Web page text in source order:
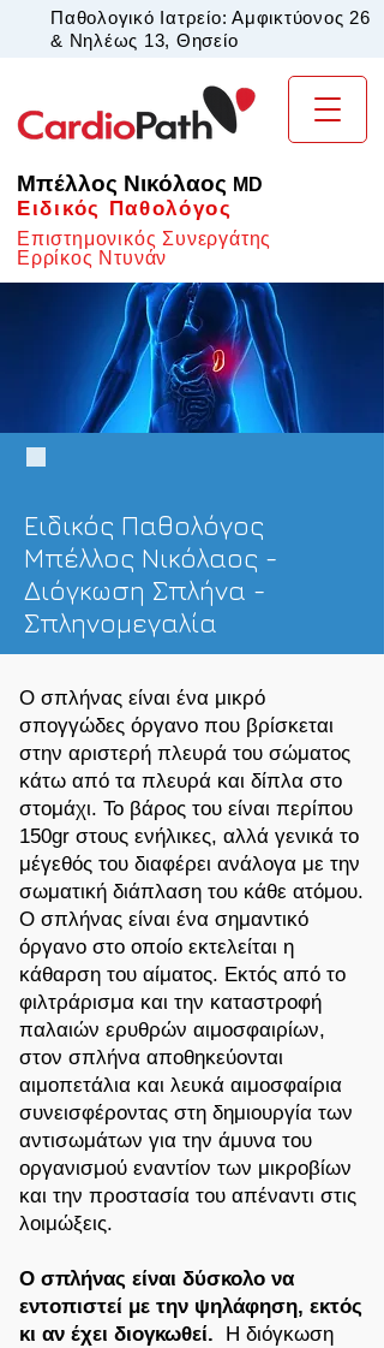
Παθολογικό Ιατρείο: Αμφικτύονος 26
& Νηλέως 13, Θησείο
Μπέλλος Νικόλαος MD
Ειδικός Παθολόγος
Επιστημονικός Συνεργάτης
Ερρίκος Ντυνάν
Ειδικός Παθολόγος
Μπέλλος Νικόλαος -
Διόγκωση Σπλήνα -
Σπληνομεγαλία
Ο σπλήνας είναι ένα μικρό
σπογγώδες όργανο που βρίσκεται
στην αριστερή πλευρά του σώματος
κάτω από τα πλευρά και δίπλα στο
στομάχι. Το βάρος του είναι περίπου
150gr στους ενήλικες, αλλά γενικά το
μέγεθός του διαφέρει ανάλογα με την
σωματική διάπλαση του κάθε ατόμου.
Ο σπλήνας είναι ένα σημαντικό
όργανο στο οποίο εκτελείται η
κάθαρση του αίματος. Εκτός από το
φιλτράρισμα και την καταστροφή
παλαιών ερυθρών αιμοσφαιρίων,
στον σπλήνα αποθηκεύονται
αιμοπετάλια και λευκά αιμοσφαίρια
συνεισφέροντας στη δημιουργία των
αντισωμάτων για την άμυνα του
οργανισμού εναντίον των μικροβίων
και την προστασία του απέναντι στις
λοιμώξεις.
Ο σπλήνας είναι δύσκολο να
εντοπιστεί με την ψηλάφηση, εκτός
κι αν έχει διογκωθεί. Η διόγκωση